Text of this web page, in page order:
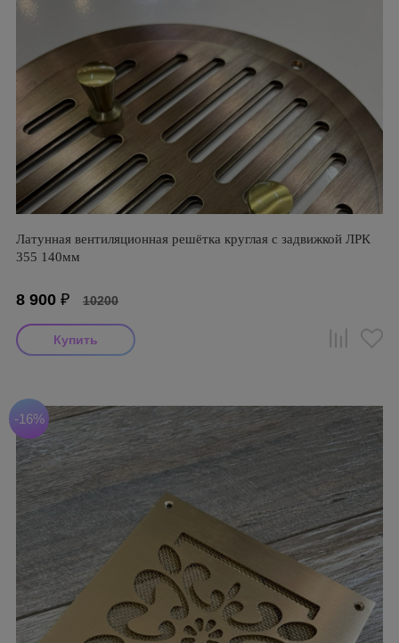
Латунная вентиляционная решётка круглая с задвижкой ЛРК
355 140мм
8 900 ₽ 10200
-16%